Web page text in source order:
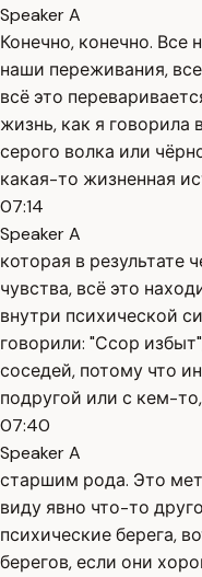
Speaker A
Конечно, конечно.
наши переживания,
всё это
жизнь, как я говорила
серого волка или
какая-то жизненная
07:14
Speaker A
которая в результате
чувства, всё это
внутри психической
говорили: "Ссор
соседей, потому что
подругой или с кем-
07:40
Speaker A
старшим рода. Это
виду явно что-то
психические берега,
берегов, если они